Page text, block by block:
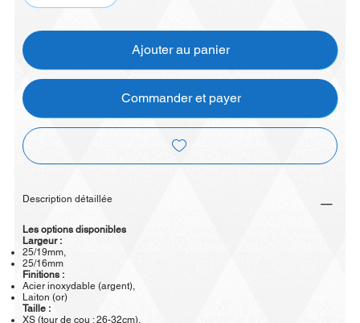
Ajouter au panier
Commander et payer
Description détaillée
Les options disponibles
Largeur :
25/19mm,
25/16mm
Finitions :
Acier inoxydable (argent),
Laiton (or)
Taille :
XS (tour de cou : 26-32cm),